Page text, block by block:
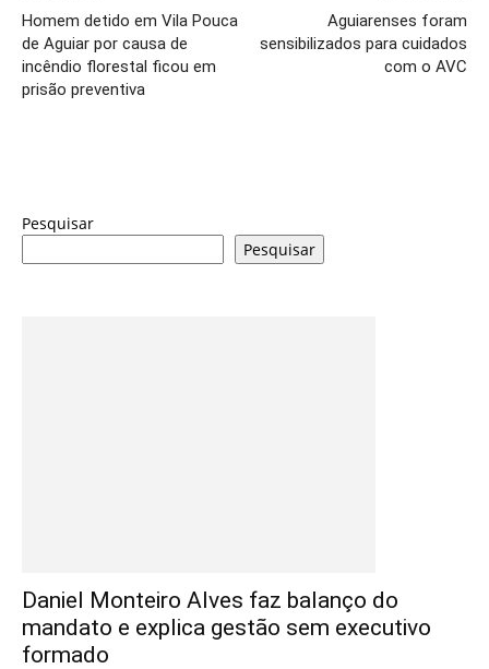
Homem detido em Vila Pouca
de Aguiar por causa de
incêndio florestal ficou em
prisão preventiva
Aguiarenses foram
sensibilizados para cuidados
com o AVC
Pesquisar
Pesquisar
Daniel Monteiro Alves faz balanço do
mandato e explica gestão sem executivo
formado